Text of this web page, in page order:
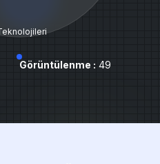
Görüntülenme : 49